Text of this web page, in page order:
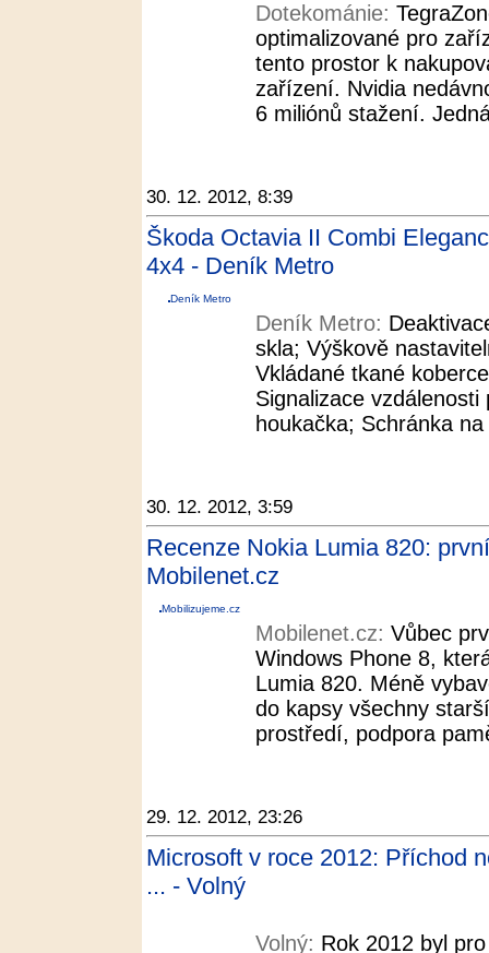
Dotekománie:
optimalizované pro
tento prostor k
zařízení. Nvidia
6 miliónů stažení.
30. 12. 2012, 8:39
Škoda Octavia II Combi
4x4 - Deník Metro
Deník Metro
Deník Metro:
skla; Výškově
Vkládané tkané
Signalizace
houkačka; Schránka
30. 12. 2012, 3:59
Recenze Nokia Lumia 820:
Mobilenet.cz
Mobilizujeme.cz
Mobilenet.cz: Vůbec
Windows Phone 8,
Lumia 820. Méně
do kapsy všechny
prostředí, podpora
29. 12. 2012, 23:26
Microsoft v roce 2012: Příchod
... - Volný
Volný: Rok 2012 byl